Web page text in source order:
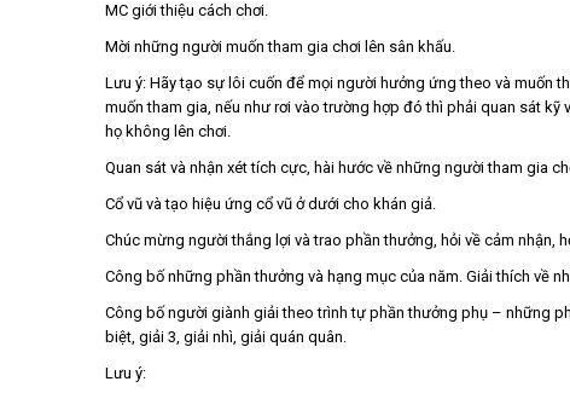
MC giới thiệu cách chơi.
Mời những người muốn tham gia chơi lên sân khấu.
Lưu ý: Hãy tạo sự lôi cuốn để mọi người hưởng ứng theo và muốn
muốn tham gia, nếu như rơi vào trường hợp đó thì phải quan sát
họ không lên chơi.
Quan sát và nhận xét tích cực, hài hước về những người tham gia
Cổ vũ và tạo hiệu ứng cổ vũ ở dưới cho khán giả.
Chúc mừng người thắng lợi và trao phần thưởng, hỏi về cảm nhận,
Công bố những phần thưởng và hạng mục của năm. Giải thích về
Công bố người giành giải theo trình tự phần thưởng phụ – những
biệt, giải 3, giải nhì, giải quán quân.
Lưu ý: